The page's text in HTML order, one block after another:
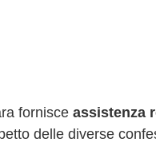
fornisce assistenza
delle diverse